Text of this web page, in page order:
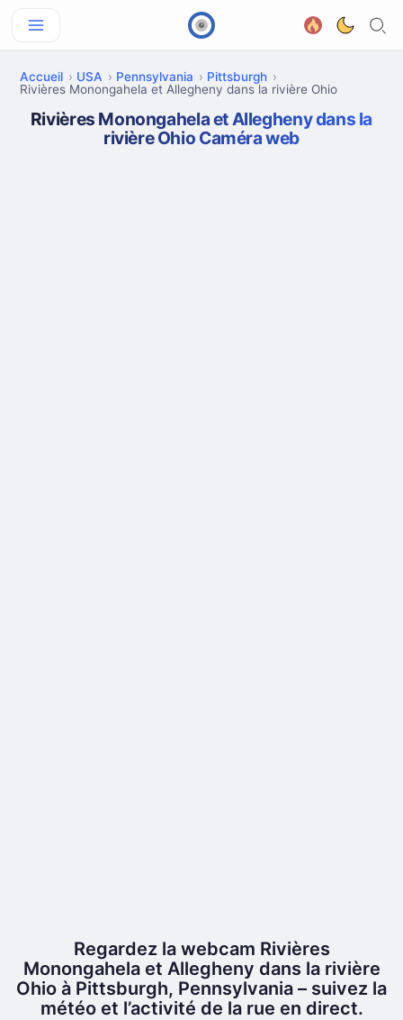
Accueil USA Pennsylvania
Pittsburgh
Rivières Monongahela et Allegheny dans la rivière Ohio
Rivières Monongahela et Allegheny dans la
rivière Ohio Caméra web
Regardez la webcam Rivières
Monongahela et Allegheny dans la rivière
Ohio à Pittsburgh, Pennsylvania – suivez la
météo et l’activité de la rue en direct.